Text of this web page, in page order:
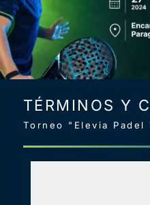
TÉRMINOS Y
Torneo "Elevia Padel